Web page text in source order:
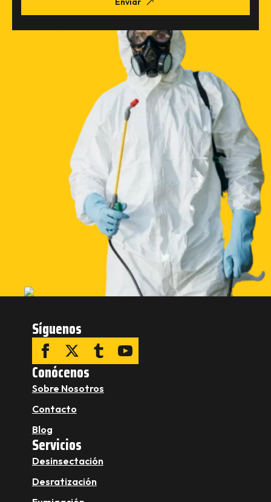
Síguenos
Conócenos
Sobre Nosotros
Contacto
Blog
Servicios
Desinsectación
Desratización